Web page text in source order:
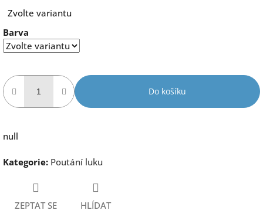
cena:
Zvolte variantu
Barva
Do košíku
null
Kategorie: Poutání luku
ZEPTAT SE HLÍDAT